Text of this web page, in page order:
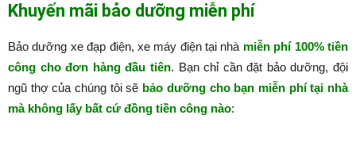
Khuyến mãi bảo dưỡng miễn phí
Bảo dưỡng xe đạp điện, xe máy điện tại nhà miễn phí 100% tiền
công cho đơn hàng đầu tiên. Bạn chỉ cần đặt bảo dưỡng, đội
ngũ thợ của chúng tôi sẽ bảo dưỡng cho bạn miễn phí tại nhà
mà không lấy bất cứ đồng tiền công nào:​​​​​